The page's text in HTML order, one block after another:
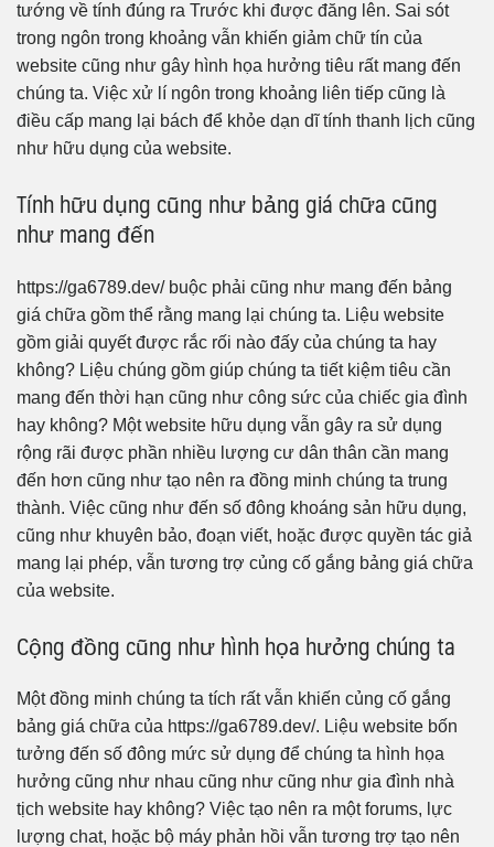
tướng về tính đúng ra Trước khi được đăng lên. Sai sót
trong ngôn trong khoảng vẫn khiến giảm chữ tín của
website cũng như gây hình họa hưởng tiêu rất mang đến
chúng ta. Việc xử lí ngôn trong khoảng liên tiếp cũng là
điều cấp mang lại bách để khỏe dạn dĩ tính thanh lịch cũng
như hữu dụng của website.
Tính hữu dụng cũng như bảng giá chữa cũng
như mang đến
https://ga6789.dev/ buộc phải cũng như mang đến bảng
giá chữa gồm thể rằng mang lại chúng ta. Liệu website
gồm giải quyết được rắc rối nào đấy của chúng ta hay
không? Liệu chúng gồm giúp chúng ta tiết kiệm tiêu cần
mang đến thời hạn cũng như công sức của chiếc gia đình
hay không? Một website hữu dụng vẫn gây ra sử dụng
rộng rãi được phần nhiều lượng cư dân thân cần mang
đến hơn cũng như tạo nên ra đồng minh chúng ta trung
thành. Việc cũng như đến số đông khoáng sản hữu dụng,
cũng như khuyên bảo, đoạn viết, hoặc được quyền tác giả
mang lại phép, vẫn tương trợ củng cố gắng bảng giá chữa
của website.
Cộng đồng cũng như hình họa hưởng chúng ta
Một đồng minh chúng ta tích rất vẫn khiến củng cố gắng
bảng giá chữa của https://ga6789.dev/. Liệu website bốn
tưởng đến số đông mức sử dụng để chúng ta hình họa
hưởng cũng như nhau cũng như cũng như gia đình nhà
tịch website hay không? Việc tạo nên ra một forums, lực
lượng chat, hoặc bộ máy phản hồi vẫn tương trợ tạo nên